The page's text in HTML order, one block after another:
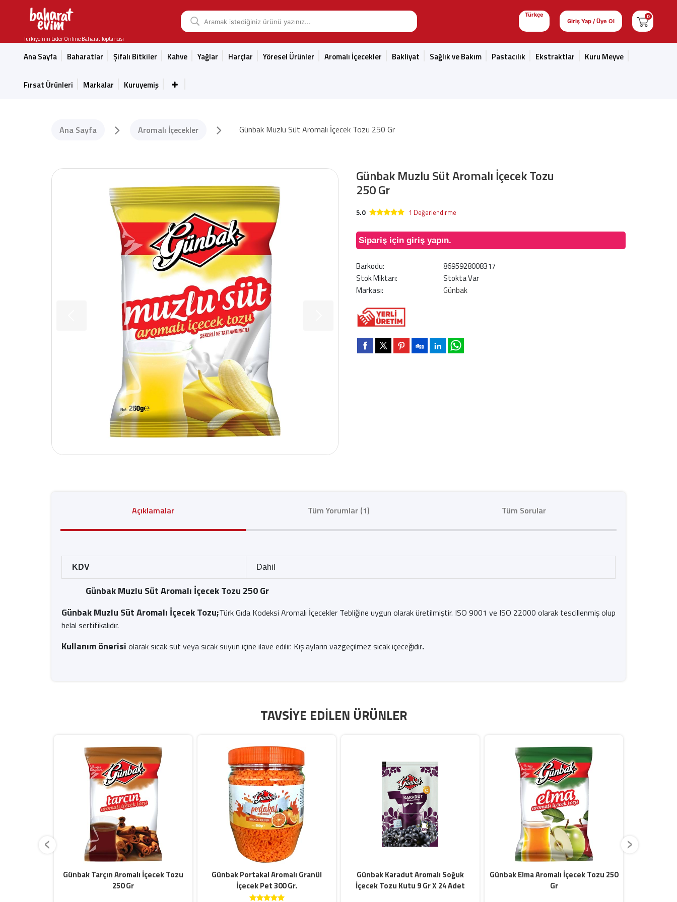
Türkiye'nin Lider Online Baharat Toptancısı
Türkçe
Giriş Yap / Üye Ol
0
Ana Sayfa Baharatlar Şifalı Bitkiler Kahve Yağlar Harçlar Yöresel Ürünler Aromalı İçecekler Bakliyat Sağlık ve Bakım Pastacılık Ekstraktlar Kuru Meyve
Fırsat Ürünleri Markalar Kuruyemiş
Ana Sayfa Aromalı İçecekler Günbak Muzlu Süt Aromalı İçecek Tozu 250 Gr
Günbak Muzlu Süt Aromalı İçecek Tozu
250 Gr
5.0 1 Değerlendirme
Sipariş için giriş yapın.
Barkodu:
8695928008317
Stok Miktarı:
Stokta Var
Markası:
Günbak
Açıklamalar Tüm Yorumlar (1) Tüm Sorular
KDV Dahil
Günbak Muzlu Süt Aromalı İçecek Tozu 250 Gr
Günbak Muzlu Süt Aromalı İçecek Tozu;Türk Gıda Kodeksi Aromalı İçecekler Tebliğine uygun olarak üretilmiştir. ISO 9001 ve ISO 22000 olarak tescillenmiş olup
helal sertifikalıdır.
Kullanım önerisi olarak sıcak süt veya sıcak suyun içine ilave edilir. Kış ayların vazgeçilmez sıcak içeceğidir.
TAVSIYE EDILEN ÜRÜNLER
Günbak Tarçın Aromalı İçecek Tozu
250 Gr
Günbak Portakal Aromalı Granül
İçecek Pet 300 Gr.
Günbak Karadut Aromalı Soğuk
İçecek Tozu Kutu 9 Gr X 24 Adet
Günbak Elma Aromalı İçecek Tozu 250
Gr
‹ ›